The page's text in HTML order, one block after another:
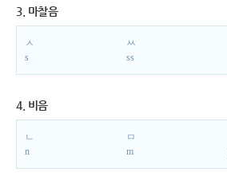
3. 마찰음
ㅅ
s
ㅆ
ss
4. 비음
ㄴ
n
ㅁ
m